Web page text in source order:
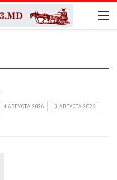
4 АВГУСТА 2026 3 АВГУСТА 2026